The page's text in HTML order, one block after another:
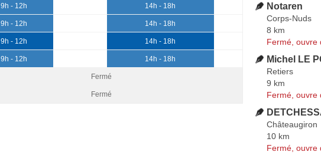
9h - 12h 14h - 18h
9h - 12h 14h - 18h
9h - 12h 14h - 18h
9h - 12h 14h - 18h
Fermé
Fermé
Notaren
Corps-Nuds
8 km
Fermé, ouvre
Michel LE
Retiers
9 km
Fermé, ouvre
Châteaugiron
10 km
Fermé, ouvre